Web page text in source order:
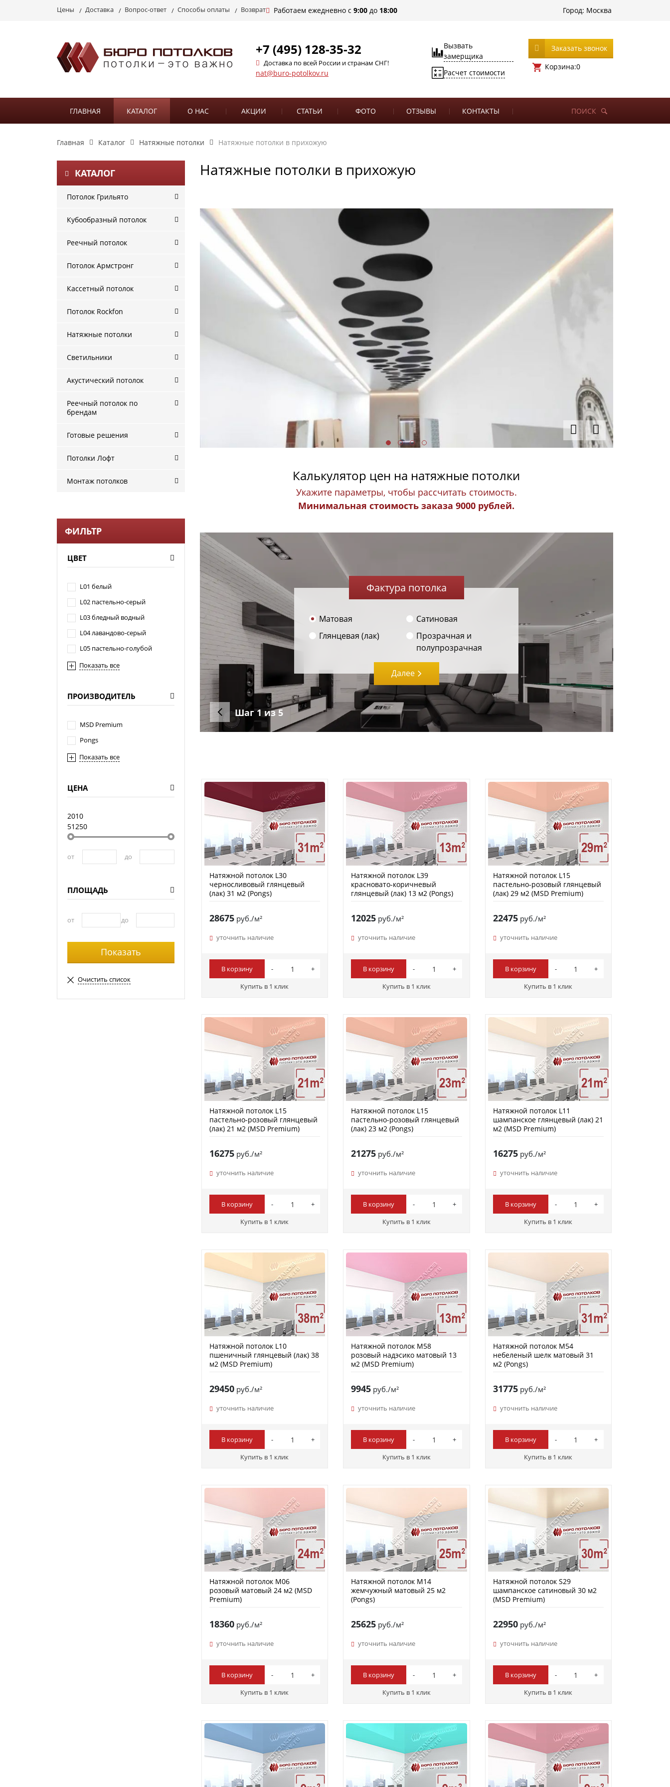
Работаем ежедневно с 9:00 до 18:00 Город: Москва
Цены Доставка Вопрос-ответ Способы оплаты Возврат
+7 (495) 128-35-32
Доставка по всей России и странам СНГ!
nat@buro-potolkov.ru
Вызвать
замерщика
Расчет стоимости
Заказать звонок
Корзина:0
ГЛАВНАЯ КАТАЛОГ О НАС АКЦИИ СТАТЬИ ФОТО ОТЗЫВЫ КОНТАКТЫ ПОИСК
Главная Каталог Натяжные потолки Натяжные потолки в прихожую
КАТАЛОГ
Потолок Грильято
Кубообразный потолок
Реечный потолок
Потолок Армстронг
Кассетный потолок
Потолок Rockfon
Натяжные потолки
Светильники
Акустический потолок
Реечный потолок по
брендам
Готовые решения
Потолки Лофт
Монтаж потолков
ФИЛЬТР
ЦВЕТ
L01 белый
L02 пастельно-серый
L03 бледный водный
L04 лавандово-серый
L05 пастельно-голубой
Показать все
ПРОИЗВОДИТЕЛЬ
MSD Premium
Pongs
Показать все
ЦЕНА
2010
51250
от до
ПЛОЩАДЬ
от до
Очистить список
Натяжные потолки в прихожую
Калькулятор цен на натяжные потолки
Укажите параметры, чтобы рассчитать стоимость.
Минимальная стоимость заказа 9000 рублей.
Фактура потолка
Матовая
Сатиновая
Глянцевая (лак)
Прозрачная и
полупрозрачная
Далее
Шаг1из 5
Натяжной потолок L30
черносливовый глянцевый
(лак) 31 м2 (Pongs)
28675руб./м²
уточнить наличие
В корзину
Купить в 1 клик
Натяжной потолок L39
красновато-коричневый
глянцевый (лак) 13 м2 (Pongs)
12025 руб./м²
уточнить наличие
В корзину
Купить в 1 клик
Натяжной потолок L15
пастельно-розовый глянцевый
(лак) 29 м2 (MSD Premium)
22475руб./м²
уточнить наличие
В корзину
Купить в 1 клик
Натяжной потолок L15
пастельно-розовый глянцевый
(лак) 21 м2 (MSD Premium)
16275руб./м²
уточнить наличие
В корзину
Купить в 1 клик
Натяжной потолок L15
пастельно-розовый глянцевый
(лак) 23 м2 (Pongs)
21275 руб./м²
уточнить наличие
В корзину
Купить в 1 клик
Натяжной потолок L11
шампанское глянцевый (лак) 21
м2 (MSD Premium)
16275руб./м²
уточнить наличие
В корзину
Купить в 1 клик
Натяжной потолок L10
пшеничный глянцевый (лак) 38
м2 (MSD Premium)
29450руб./м²
уточнить наличие
В корзину
Купить в 1 клик
Натяжной потолок M58
розовый надэсико матовый 13
м2 (MSD Premium)
9945 руб./м²
уточнить наличие
В корзину
Купить в 1 клик
Натяжной потолок M54
небеленый шелк матовый 31
м2 (Pongs)
31775руб./м²
уточнить наличие
В корзину
Купить в 1 клик
Натяжной потолок M06
розовый матовый 24 м2 (MSD
Premium)
18360руб./м²
уточнить наличие
В корзину
Купить в 1 клик
Натяжной потолок M14
жемчужный матовый 25 м2
(Pongs)
25625 руб./м²
уточнить наличие
В корзину
Купить в 1 клик
Натяжной потолок S29
шампанское сатиновый 30 м2
(MSD Premium)
22950руб./м²
уточнить наличие
В корзину
Купить в 1 клик